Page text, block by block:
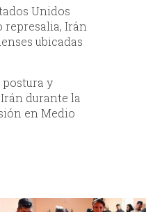
Unidos
represalia, Irán
ubicadas
postura y
durante la
en Medio